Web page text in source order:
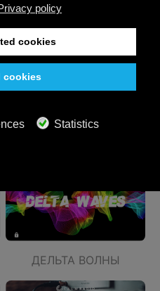
БЕЛЫЙ ШУМ
ДЕЛЬТА ВОЛНЫ